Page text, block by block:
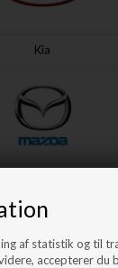
af statistik og til
accepterer du
Kia